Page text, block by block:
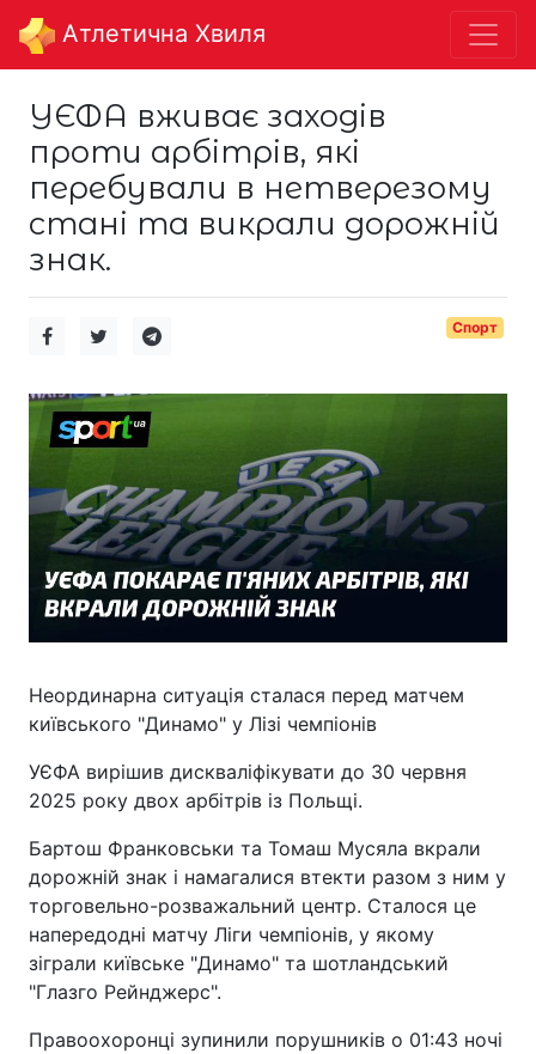
Aтлетична Хвиля
УЄФА вживає заходів
проти арбітрів, які
перебували в нетверезому
стані та викрали дорожній
знак.
Спорт
Неординарна ситуація сталася перед матчем
київського "Динамо" у Лізі чемпіонів
УЄФА вирішив дискваліфікувати до 30 червня
2025 року двох арбітрів із Польщі.
Бартош Франковськи та Томаш Мусяла вкрали
дорожній знак і намагалися втекти разом з ним у
торговельно-розважальний центр. Сталося це
напередодні матчу Ліги чемпіонів, у якому
зіграли київське "Динамо" та шотландський
"Глазго Рейнджерс".
Правоохоронці зупинили порушників о 01:43 ночі